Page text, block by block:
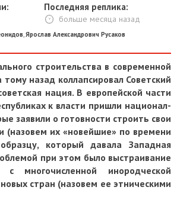
Последняя реплика:
больше месяца назад
,Ярослав Александрович Русаков
строительства в современной
тому назад коллапсировал Советский
нация. В европейской части
к власти пришли национал-
заявили о готовности строить свои
(назовем их «новейшие» по времени
который давала Западная
при этом было выстраивание
с многочисленной инородческой
стран (назовем ее этническими